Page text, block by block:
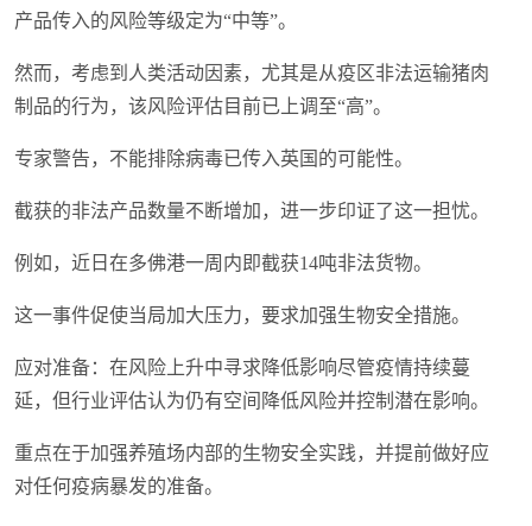
产品传入的风险等级定为“中等”。
然而，考虑到人类活动因素，尤其是从疫区非法运输猪肉
制品的行为，该风险评估目前已上调至“高”。
专家警告，不能排除病毒已传入英国的可能性。
截获的非法产品数量不断增加，进一步印证了这一担忧。
例如，近日在多佛港一周内即截获14吨非法货物。
这一事件促使当局加大压力，要求加强生物安全措施。
应对准备：在风险上升中寻求降低影响尽管疫情持续蔓
延，但行业评估认为仍有空间降低风险并控制潜在影响。
重点在于加强养殖场内部的生物安全实践，并提前做好应
对任何疫病暴发的准备。